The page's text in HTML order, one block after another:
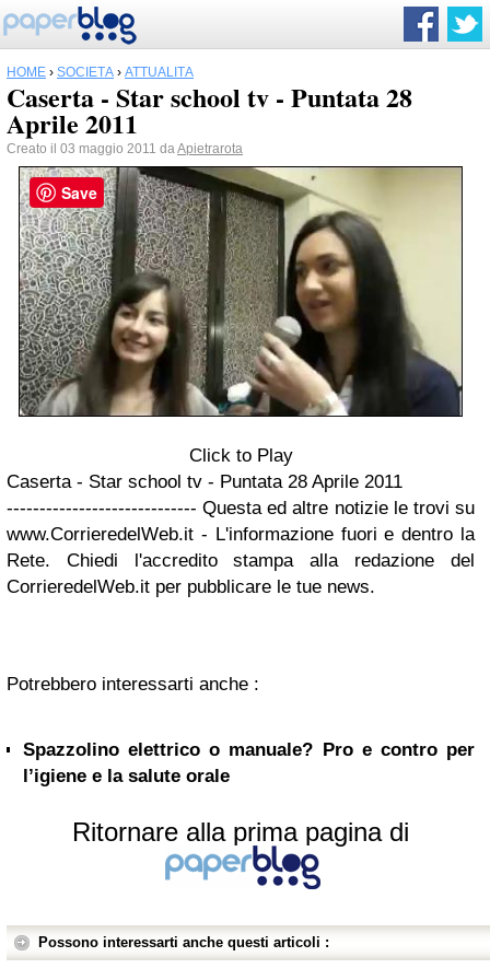
HOME › SOCIETÀ › ATTUALITÀ
Caserta - Star school tv - Puntata 28
Aprile 2011
Creato il 03 maggio 2011 daApietrarota
Click to Play
Caserta - Star school tv - Puntata 28 Aprile 2011
----------------------------- Questa ed altre notizie le trovi su
www.CorrieredelWeb.it - L'informazione fuori e dentro la
Rete. Chiedi l'accredito stampa alla redazione del
CorrieredelWeb.it per pubblicare le tue news.
Potrebbero interessarti anche :
Spazzolino elettrico o manuale? Pro e contro per
l’igiene e la salute orale
Ritornare alla prima pagina di
Possono interessarti anche questi articoli :
Save